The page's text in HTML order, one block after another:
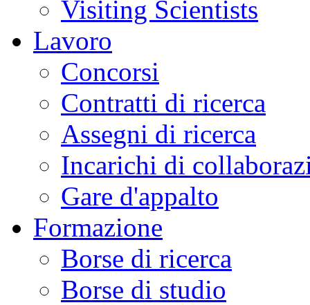
Visiting Scientists
Lavoro
Concorsi
Contratti di ricerca
Assegni di ricerca
Incarichi di
Gare d'appalto
Formazione
Borse di ricerca
Borse di studio